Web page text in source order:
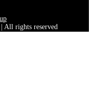
All rights reserved